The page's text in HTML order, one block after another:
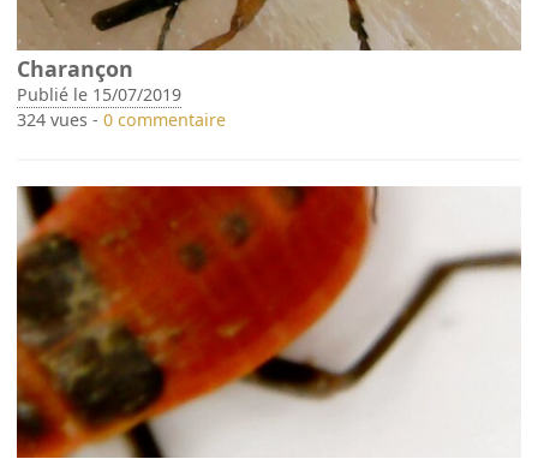
Charançon
Publié le 15/07/2019
324 vues -0 commentaire